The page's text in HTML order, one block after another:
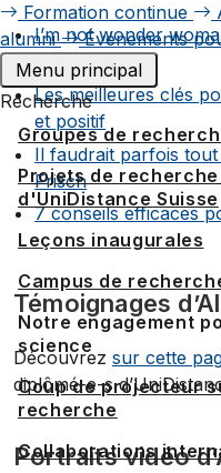
Formation continue
alumni
Événements
Menu principal
Recherche
Groupes de
Projets de recherche
d'UniDistance Suisse
Leçons inaugurales
Campus de
Notre engagement
science
Coup de projecteur
recherche
Collaborations
I’m not wonder
formations
Les meilleures clés
et positif
Il faudrait parfois
Frisch
7 conseils efficaces
Témoignages
Découvrez sur cette
diplômé-e-s
Portraits vidéo